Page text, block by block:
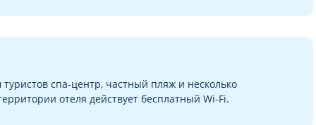
туристов спа-центр, частный пляж и несколько
отеля действует бесплатный Wi-Fi.